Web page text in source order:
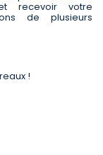
recevoir votre
de plusieurs
!